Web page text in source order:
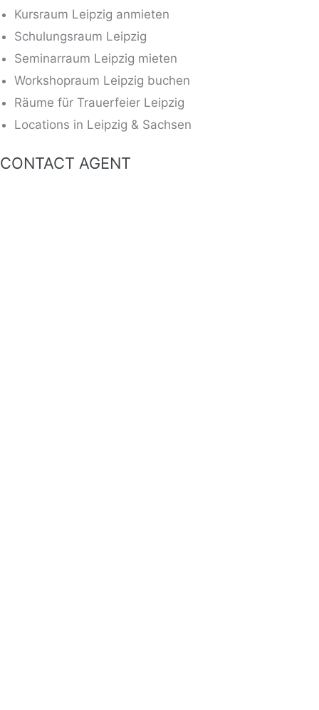
Kursraum Leipzig anmieten
Schulungsraum Leipzig
Seminarraum Leipzig mieten
Workshopraum Leipzig buchen
Räume für Trauerfeier Leipzig
Locations in Leipzig & Sachsen
CONTACT AGENT